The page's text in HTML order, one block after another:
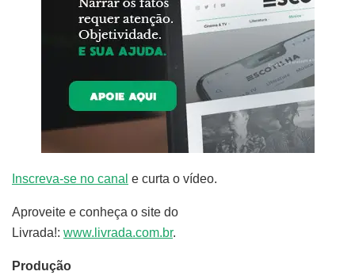
Inscreva-se no canal e curta o vídeo.
Aproveite e conheça o site do
Livrada!: www.livrada.com.br.
Produção